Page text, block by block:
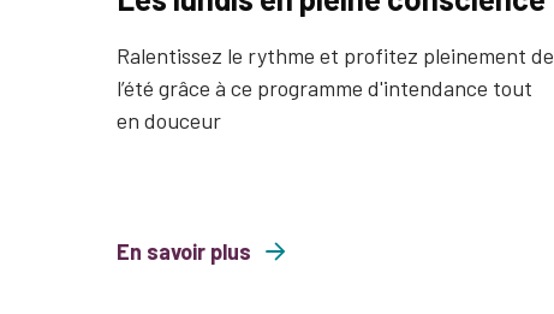
Ralentissez le rythme et profitez pleinement de
l’été grâce à ce programme d'intendance tout
en douceur
En savoir plus
about Les lundis en pleine conscience